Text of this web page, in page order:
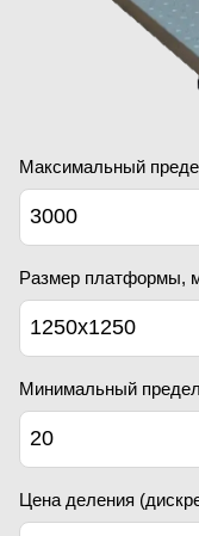
Максимальный
3000
Размер платформы,
1250x1250
Минимальный
20
Цена деления